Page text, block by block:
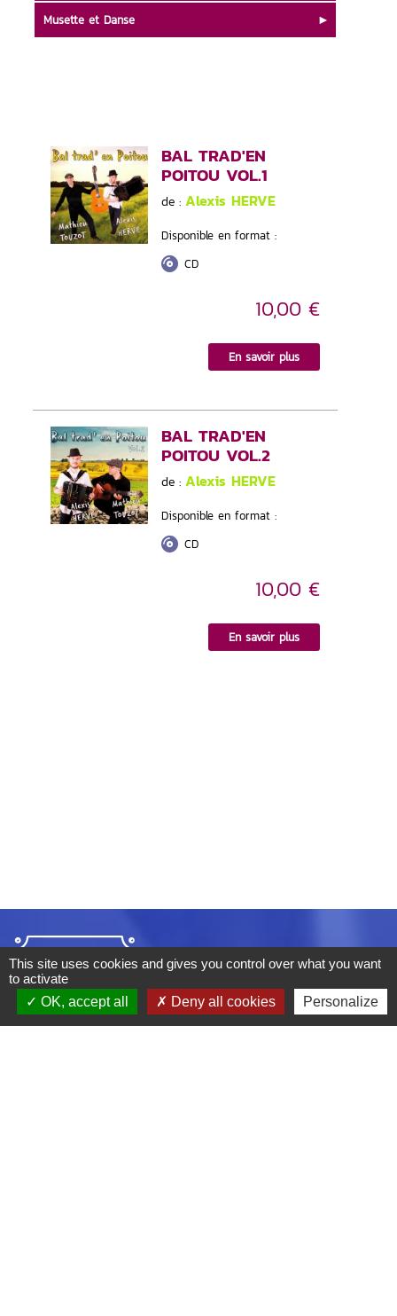
BAL TRAD'EN
POITOU VOL.1
de : Alexis HERVE
Disponible en format :
CD
10,00 €
En savoir plus
BAL TRAD'EN
POITOU VOL.2
de : Alexis HERVE
Disponible en format :
CD
10,00 €
En savoir plus
Musette et Danse
This site uses cookies and gives you control over what you want
to activate
OK, accept all
Deny all cookies Personalize